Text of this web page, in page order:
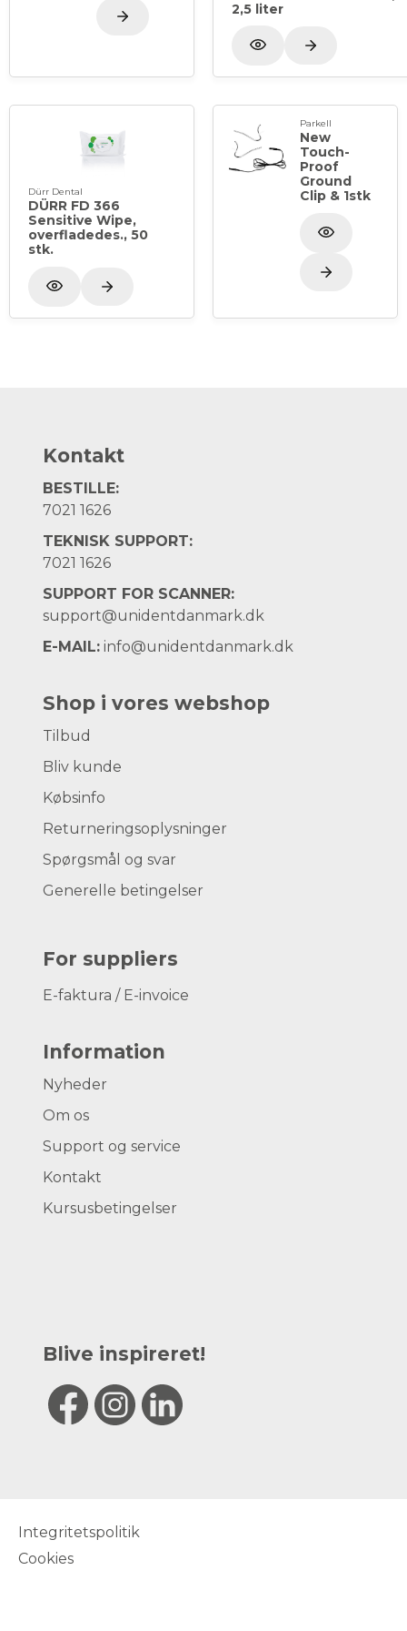
2,5 liter
Dürr Dental
DÜRR FD 366
Sensitive Wipe,
overfladedes., 50
stk.
Parkell
New
Touch-
Proof
Ground
Clip & 1stk
Kontakt
BESTILLE:
7021 1626
TEKNISK SUPPORT:
7021 1626
SUPPORT FOR SCANNER:
support@unidentdanmark.dk
E-MAIL: info@unidentdanmark.dk
Shop i vores webshop
Tilbud
Bliv kunde
Købsinfo
Returneringsoplysninger
Spørgsmål og svar
Generelle betingelser
For suppliers
E-faktura / E-invoice
Information
Nyheder
Om os
Support og service
Kontakt
Kursusbetingelser
Blive inspireret!
Integritetspolitik
Cookies